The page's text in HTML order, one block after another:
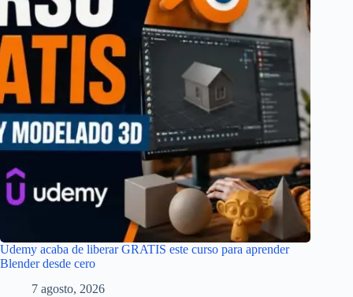
Udemy acaba de liberar GRATIS este curso para aprender
Blender desde cero
7 agosto, 2026